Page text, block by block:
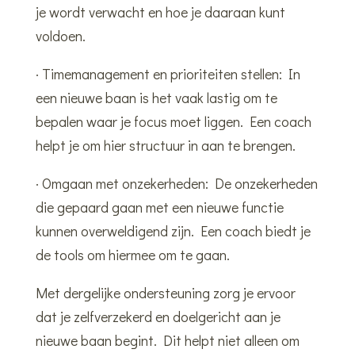
je wordt verwacht en hoe je daaraan kunt
voldoen.
· Timemanagement en prioriteiten stellen: In
een nieuwe baan is het vaak lastig om te
bepalen waar je focus moet liggen. Een coach
helpt je om hier structuur in aan te brengen.
· Omgaan met onzekerheden: De onzekerheden
die gepaard gaan met een nieuwe functie
kunnen overweldigend zijn. Een coach biedt je
de tools om hiermee om te gaan.
Met dergelijke ondersteuning zorg je ervoor
dat je zelfverzekerd en doelgericht aan je
nieuwe baan begint. Dit helpt niet alleen om